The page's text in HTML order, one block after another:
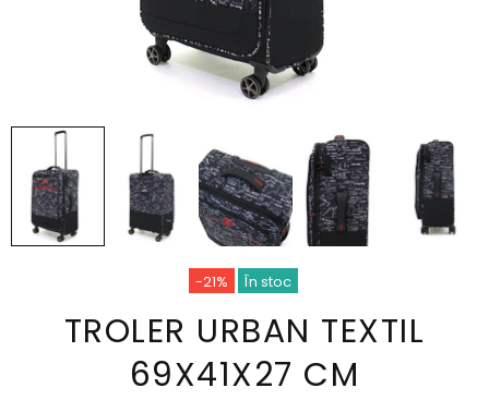
-21% În stoc
TROLER URBAN TEXTIL
69X41X27 CM